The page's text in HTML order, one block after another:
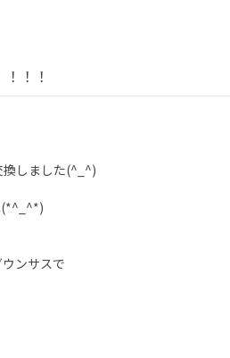
！！
換しました(^_^)
(*^_^*)
ンサスで